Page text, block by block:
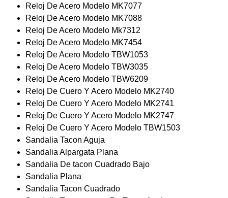
Reloj De Acero Modelo MK7077
Reloj De Acero Modelo MK7088
Reloj De Acero Modelo Mk7312
Reloj De Acero Modelo MK7454
Reloj De Acero Modelo TBW1053
Reloj De Acero Modelo TBW3035
Reloj De Acero Modelo TBW6209
Reloj De Cuero Y Acero Modelo MK2740
Reloj De Cuero Y Acero Modelo MK2741
Reloj De Cuero Y Acero Modelo MK2747
Reloj De Cuero Y Acero Modelo TBW1503
Sandalia Tacon Aguja
Sandalia Alpargata Plana
Sandalia De tacon Cuadrado Bajo
Sandalia Plana
Sandalia Tacon Cuadrado